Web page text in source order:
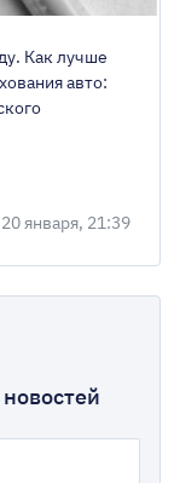
Как лучше
авто:
20 января, 21:39